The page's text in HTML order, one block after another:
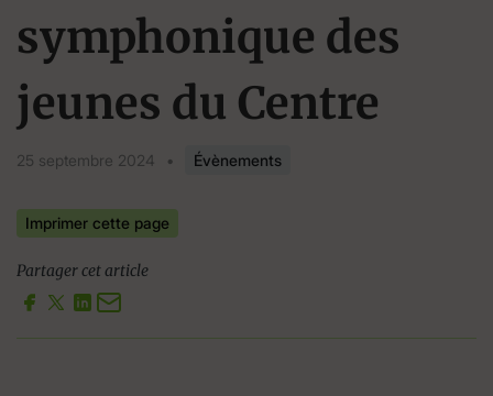
symphonique des
jeunes du Centre
25 septembre 2024 • Évènements
Imprimer cette page
Partager cet article